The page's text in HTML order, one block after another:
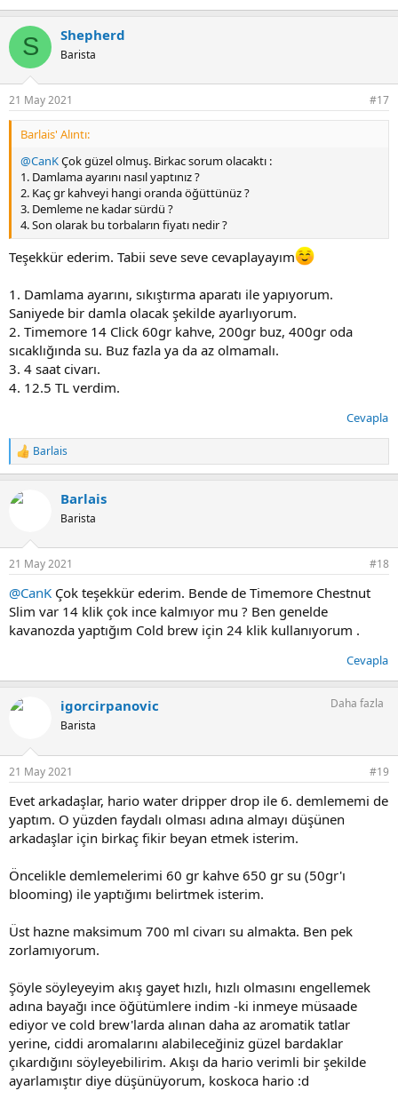
S Shepherd
Barista
21 May 2021 #17
Barlais' Alıntı:
@CanKÇok güzel olmuş. Birkac sorum olacaktı :
1. Damlama ayarını nasıl yaptınız ?
2. Kaç gr kahveyi hangi oranda öğüttünüz ?
3. Demleme ne kadar sürdü ?
4. Son olarak bu torbaların fiyatı nedir ?
Teşekkür ederim. Tabii seve seve cevaplayayım
1. Damlama ayarını, sıkıştırma aparatı ile yapıyorum.
Saniyede bir damla olacak şekilde ayarlıyorum.
2. Timemore 14 Click 60gr kahve, 200gr buz, 400gr oda
sıcaklığında su. Buz fazla ya da az olmamalı.
3. 4 saat civarı.
4. 12.5 TL verdim.
Cevapla
T
e
k
Barlais
Barlais
Barista
21 May 2021 #18
@CanK Çok teşekkür ederim. Bende de Timemore Chestnut
Slim var 14 klik çok ince kalmıyor mu ? Ben genelde
kavanozda yaptığım Cold brew için 24 klik kullanıyorum .
Cevapla
igorcirpanovic
Barista
Daha fazla
21 May 2021 #19
Evet arkadaşlar, hario water dripper drop ile 6. demlememi de
yaptım. O yüzden faydalı olması adına almayı düşünen
arkadaşlar için birkaç fikir beyan etmek isterim.
Öncelikle demlemelerimi 60 gr kahve 650 gr su (50gr'ı
blooming) ile yaptığımı belirtmek isterim.
Üst hazne maksimum 700 ml civarı su almakta. Ben pek
zorlamıyorum.
Şöyle söyleyeyim akış gayet hızlı, hızlı olmasını engellemek
adına bayağı ince öğütümlere indim -ki inmeye müsaade
ediyor ve cold brew'larda alınan daha az aromatik tatlar
yerine, ciddi aromalarını alabileceğiniz güzel bardaklar
çıkardığını söyleyebilirim. Akışı da hario verimli bir şekilde
ayarlamıştır diye düşünüyorum, koskoca hario :d